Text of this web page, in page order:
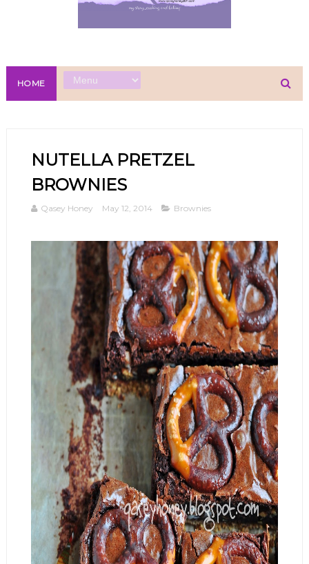
HOME
NUTELLA PRETZEL
BROWNIES
Qasey Honey May 12, 2014 Brownies